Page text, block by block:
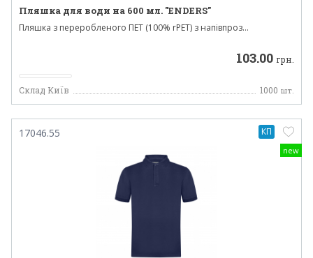
Пляшка для води на 600 мл. "ENDERS"
Пляшка з переробленого ПЕТ (100% rPET) з напівпроз...
103.00 грн.
Склад Київ 1000 шт.
new
17046.55 КП